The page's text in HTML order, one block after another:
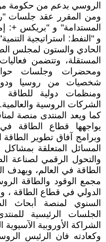
الروسي بدعم من حكومة
ومن المقرر عقد جلسات
المستدامة" و "بريكس +:
و "النفط: استراتيجية
الحادي والستون لمجلس
المستقلة، وتتضمن
ومحضرات وجلسات
شخصيات من روسيا
ومنظمات دولية للطاقة
الشركات الروسية والعالمية.
كما ويعد المنتدى منصة
يواجهها قطاع الطاقة في
وبرامج آفاق تطوير
المسائل المتعلقة بمشاكل
والتحول الرقمي لصناعة
الطاقة في العالم، ويهدف
مجمع الوقود والطاقة
الدولي في قطاع الطاقة ،
السنوي لمنصة أبحاث
الجلسات الرئيسية
الشراكة الأوروبية الآسيوية
وكعادته فان الرئيس